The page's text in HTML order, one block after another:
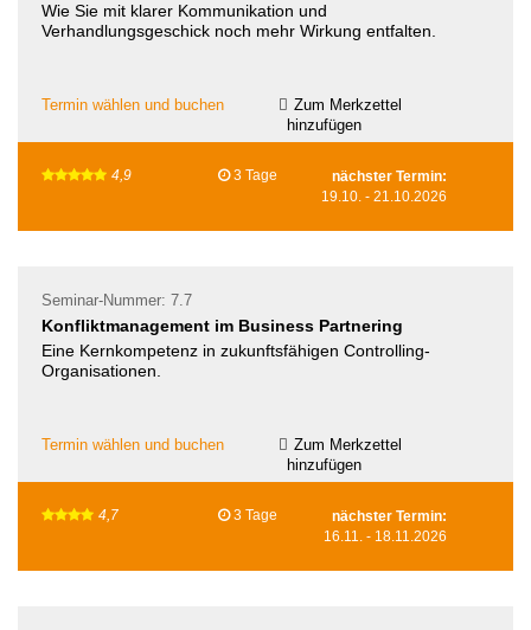
Wie Sie mit klarer Kommunikation und
Verhandlungsgeschick noch mehr Wirkung entfalten.
Termin wählen und buchen
Zum Merkzettel
hinzufügen
4,9 3 Tage
nächster Termin:
19.10.- 21.10.2026
Seminar-Nummer: 7.7
Konfliktmanagement im Business Partnering
Eine Kernkompetenz in zukunftsfähigen Controlling-
Organisationen.
Termin wählen und buchen
Zum Merkzettel
hinzufügen
4,7 3 Tage
nächster Termin:
16.11.- 18.11.2026